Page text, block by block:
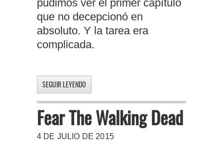
pudimos ver el primer capítulo
que no decepcionó en
absoluto. Y la tarea era
complicada.
SEGUIR LEYENDO
Fear The Walking Dead
4 DE JULIO DE 2015